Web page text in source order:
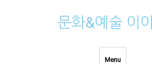
문화&예술 이
Menu